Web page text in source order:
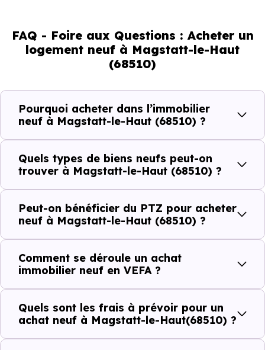
46.58 % d'adultes (dont 73.4 % d'actifs), 23.13 % de
seniors, 13.68 % de jeunes et 16.61 % d'enfants. Un profil
démographique qui renseigne directement sur la
demande locative locale et les typologies de biens les
plus recherchées.
Côté cadre de vie, Magstatt-le-Haut (68510) dispose de
0 commerces, 1 professions médicales et 1 établissements
scolaires. Des équipements du quotidien qui constituent
autant d'arguments concrets pour habiter ou investir
dans la commune.
Combien coûte un logement à Magstatt-le-
Haut (68510) ?
C'est souvent la première question. Voici les repères de
prix à connaître pour un achat immobilier à Magstatt-le-
Haut (68510) :
FAQ - Foire aux Questions : Acheter un
logement neuf à Magstatt-le-Haut
(68510)
Pourquoi acheter dans l’immobilier
neuf à Magstatt-le-Haut (68510) ?
Quels types de biens neufs peut-on
trouver à Magstatt-le-Haut (68510) ?
Peut-on bénéficier du PTZ pour acheter
neuf à Magstatt-le-Haut (68510) ?
Comment se déroule un achat
immobilier neuf en VEFA ?
Quels sont les frais à prévoir pour un
achat neuf à Magstatt-le-Haut(68510) ?